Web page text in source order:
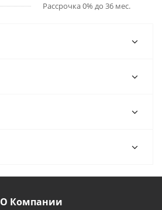
Рассрочка 0% до 36 мес.
О Компании